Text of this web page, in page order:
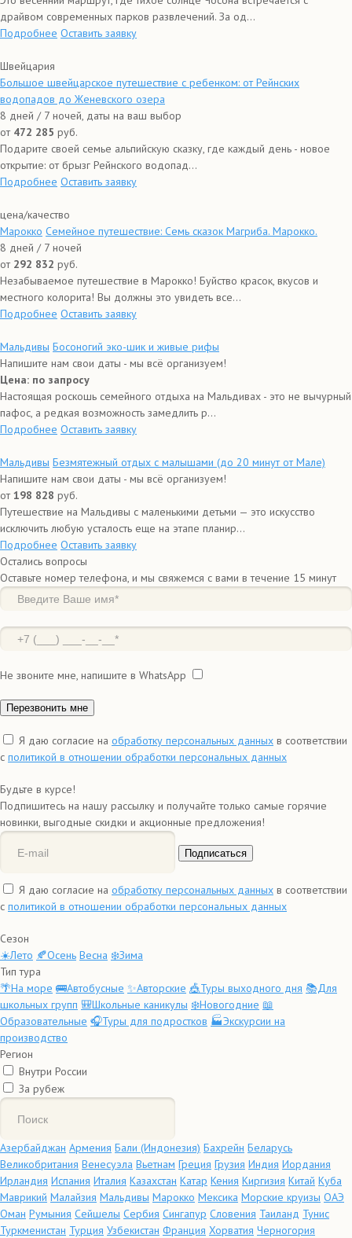
драйвом современных парков развлечений. За од...
Подробнее Оставить заявку
Швейцария
Большое швейцарское путешествие с ребенком: от Рейнских
водопадов до Женевского озера
8 дней / 7 ночей, даты на ваш выбор
от 472 285 руб.
Подарите своей семье альпийскую сказку, где каждый день - новое
открытие: от брызг Рейнского водопад...
Подробнее Оставить заявку
цена/качество
Марокко Семейное путешествие: Семь сказок Магриба. Марокко.
8 дней / 7 ночей
от 292 832 руб.
Незабываемое путешествие в Марокко! Буйство красок, вкусов и
местного колорита! Вы должны это увидеть все...
Подробнее Оставить заявку
Мальдивы Босоногий эко-шик и живые рифы
Напишите нам свои даты - мы всё организуем!
Цена: по запросу
Настоящая роскошь семейного отдыха на Мальдивах - это не вычурный
пафос, а редкая возможность замедлить р...
Подробнее Оставить заявку
Мальдивы Безмятежный отдых с малышами (до 20 минут от Мале)
Напишите нам свои даты - мы всё организуем!
от198 828 руб.
Путешествие на Мальдивы с маленькими детьми — это искусство
исключить любую усталость еще на этапе планир...
Подробнее Оставить заявку
Остались вопросы
Оставьте номер телефона, и мы свяжемся с вами в течение 15 минут
Не звоните мне, напишите в WhatsApp
Я даю согласие на обработку персональных данных в соответствии
с политикой в отношении обработки персональных данных
Будьте в курсе!
Подпишитесь на нашу рассылку и получайте только самые горячие
новинки, выгодные скидки и акционные предложения!
Подписаться
Я даю согласие на обработку персональных данных в соответствии
с политикой в отношении обработки персональных данных
Сезон
☀️Лето 🍂Осень Весна ❄️Зима
Тип тура
🌴На море 🚌Автобусные ✨Авторские 🎪Туры выходного дня 📚Для
школьных групп 🎒Школьные каникулы ❄️Новогодние 📖
Образовательные 🎧Туры для подростков 🏭Экскурсии на
производство
Регион
Внутри России
За рубеж
Азербайджан Армения Бали (Индонезия) Бахрейн Беларусь
Великобритания Венесуэла Вьетнам Греция Грузия Индия Иордания
Ирландия Испания Италия Казахстан Катар Кения Киргизия Китай Куба
Маврикий Малайзия Мальдивы Марокко Мексика Морские круизы ОАЭ
Оман Румыния Сейшелы Сербия Сингапур Словения Таиланд Тунис
Туркменистан Турция Узбекистан Франция Хорватия Черногория